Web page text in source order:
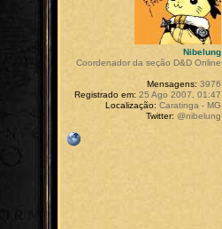
Nibelung
Coordenador da seção D&D Online
Mensagens: 3976
Registrado em: 25 Ago 2007, 01:47
Localização: Caratinga - MG
Twitter: @nibelung